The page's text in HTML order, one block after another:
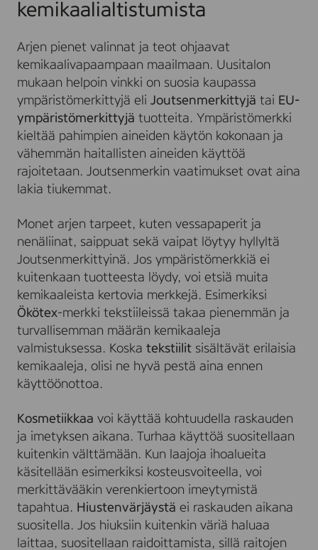
kemikaalialtistumista
Arjen pienet valinnat ja teot ohjaavat
kemikaalivapaampaan maailmaan. Uusitalon
mukaan helpoin vinkki on suosia kaupassa
ympäristömerkittyjä eli Joutsenmerkittyjä tai EU-
ympäristömerkittyjä tuotteita. Ympäristömerkki
kieltää pahimpien aineiden käytön kokonaan ja
vähemmän haitallisten aineiden käyttöä
rajoitetaan. Joutsenmerkin vaatimukset ovat aina
lakia tiukemmat.
Monet arjen tarpeet, kuten vessapaperit ja
nenäliinat, saippuat sekä vaipat löytyy hyllyltä
Joutsenmerkittyinä. Jos ympäristömerkkiä ei
kuitenkaan tuotteesta löydy, voi etsiä muita
kemikaaleista kertovia merkkejä. Esimerkiksi
Ökötex-merkki tekstiileissä takaa pienemmän ja
turvallisemman määrän kemikaaleja
valmistuksessa. Koska tekstiilit sisältävät erilaisia
kemikaaleja, olisi ne hyvä pestä aina ennen
käyttöönottoa.
Kosmetiikkaa voi käyttää kohtuudella raskauden
ja imetyksen aikana. Turhaa käyttöä suositellaan
kuitenkin välttämään. Kun laajoja ihoalueita
käsitellään esimerkiksi kosteusvoiteella, voi
merkittävääkin verenkiertoon imeytymistä
tapahtua. Hiustenvärjäystä ei raskauden aikana
suositella. Jos hiuksiin kuitenkin väriä haluaa
laittaa, suositellaan raidoittamista, sillä raitojen